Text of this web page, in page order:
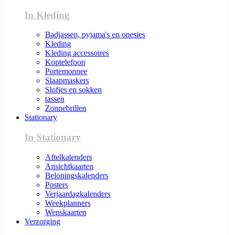
In Kleding
Badjassen, pyjama's en onesies
Kleding
Kleding accessoires
Koptelefoon
Portemonnee
Slaapmaskers
Slofjes en sokken
tassen
Zonnebrillen
Stationary
In Stationary
Aftelkalenders
Ansichtkaarten
Beloningskalenders
Posters
Verjaardagkalenders
Weekplanners
Wenskaarten
Verzorging